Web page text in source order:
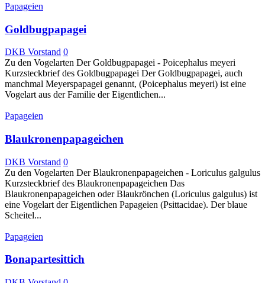
Papageien
Goldbugpapagei
DKB Vorstand 0
Zu den Vogelarten Der Goldbugpapagei - Poicephalus meyeri
Kurzsteckbrief des Goldbugpapagei Der Goldbugpapagei, auch
manchmal Meyerspapagei genannt, (Poicephalus meyeri) ist eine
Vogelart aus der Familie der Eigentlichen...
Papageien
Blaukronenpapageichen
DKB Vorstand 0
Zu den Vogelarten Der Blaukronenpapageichen - Loriculus galgulus
Kurzsteckbrief des Blaukronenpapageichen Das
Blaukronenpapageichen oder Blaukrönchen (Loriculus galgulus) ist
eine Vogelart der Eigentlichen Papageien (Psittacidae). Der blaue
Scheitel...
Papageien
Bonapartesittich